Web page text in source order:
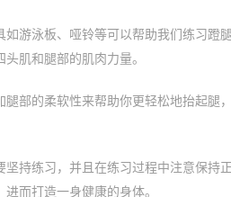
游泳板、哑铃等可以帮助我们练习蹬
肌和腿部的肌肉力量。
部的柔软性来帮助你更轻松地抬起腿
持练习，并且在练习过程中注意保持
而打造一身健康的身体。